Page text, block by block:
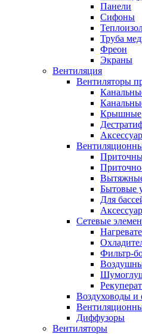
Панели
Сифоны
Труба
Фреон
Экраны
Вентиляция
Вентиляторы
Крышные
Бытовые
Для
Сетевые
Фильтр-
Воздуховоды и
Диффузоры
Вентиляторы